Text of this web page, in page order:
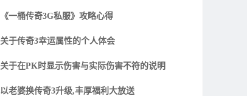
《一桶传奇3G私服》攻略心得
关于传奇3幸运属性的个人体会
关于在PK时显示伤害与实际伤害不符的说明
以老婆换传奇3升级,丰厚福利大放送